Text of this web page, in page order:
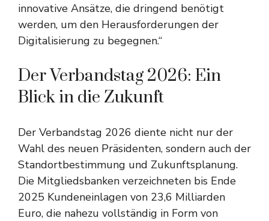
innovative Ansätze, die dringend benötigt
werden, um den Herausforderungen der
Digitalisierung zu begegnen.“
Der Verbandstag 2026: Ein
Blick in die Zukunft
Der Verbandstag 2026 diente nicht nur der
Wahl des neuen Präsidenten, sondern auch der
Standortbestimmung und Zukunftsplanung.
Die Mitgliedsbanken verzeichneten bis Ende
2025 Kundeneinlagen von 23,6 Milliarden
Euro, die nahezu vollständig in Form von